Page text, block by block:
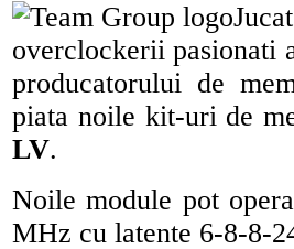
overclockerii pasionati
producatorului de
piata noile kit-uri de
LV.
Noile module pot
MHz cu latente 6-8-8-